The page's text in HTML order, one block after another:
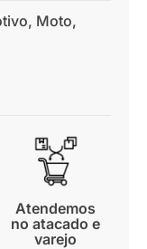
, Moto,
Atendemos
no atacado e
varejo